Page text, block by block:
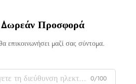
Προσφορά
επικοινωνήσει μαζί σας σύντομα.
0/100